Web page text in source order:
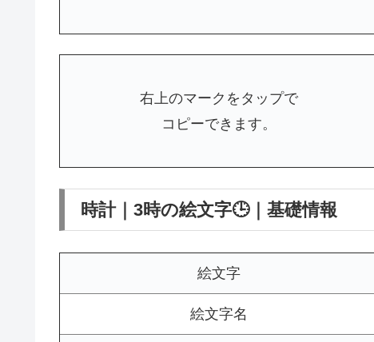
右上のマークをタップで
コピーできます。
時計｜3時の絵文字🕒｜基礎情報
絵文字
絵文字名